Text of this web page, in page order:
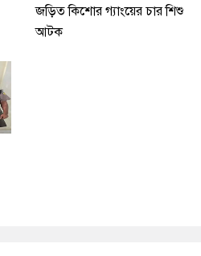
জড়িত কিশোর গ্যাংয়ের চার শিশু
আটক